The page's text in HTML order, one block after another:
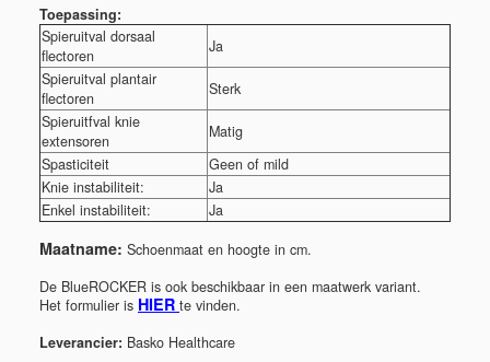
Toepassing:
Spieruitval dorsaal
flectoren
Ja
Spieruitval plantair
flectoren
Sterk
Spieruitfval knie
extensoren
Matig
Spasticiteit
Geen of mild
Knie instabiliteit:
Ja
Enkel instabiliteit:
Ja
Maatname: Schoenmaat en hoogte in cm.
De BlueROCKER is ook beschikbaar in een maatwerk variant.
Het formulier is HIER te vinden.
Leverancier: Basko Healthcare